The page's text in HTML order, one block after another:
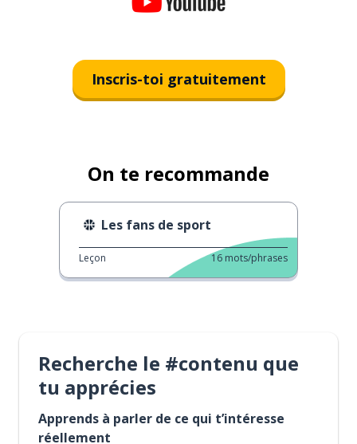
Inscris-toi gratuitement
On te recommande
Les fans de sport
Leçon 16 mots/phrases
Recherche le #contenu que
tu apprécies
Apprends à parler de ce qui t’intéresse
réellement